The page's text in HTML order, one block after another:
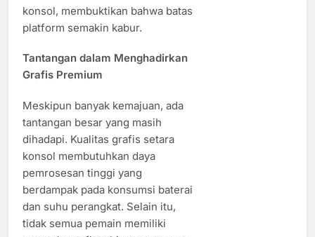
konsol, membuktikan bahwa batas
platform semakin kabur.
Tantangan dalam Menghadirkan
Grafis Premium
Meskipun banyak kemajuan, ada
tantangan besar yang masih
dihadapi. Kualitas grafis setara
konsol membutuhkan daya
pemrosesan tinggi yang
berdampak pada konsumsi baterai
dan suhu perangkat. Selain itu,
tidak semua pemain memiliki